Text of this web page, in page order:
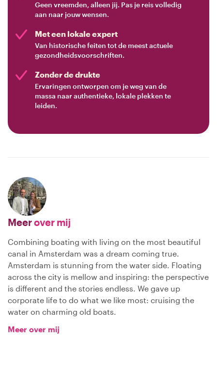
Geen vreemden, alleen jij. Pas je reis volledig
aan naar jouw wensen.
Met een lokale expert
Van historische feiten tot de meest actuele
gezondheidsvoorschriften.
Zonder de drukte
Ervaringen ontworpen om je weg van de
massa naar authentieke, lokale plekken te
leiden.
Meerover mij
Combining boating with living on the most beautiful
canal in Amsterdam was a dream coming true.
Amsterdam is stunning from the water side. Floating
across the city is mellow and inspiring: the perspective
is different and the stories endless. We gave up
corporate life to do what we like most: cruising the
water on charming old boats.
Meer over mij